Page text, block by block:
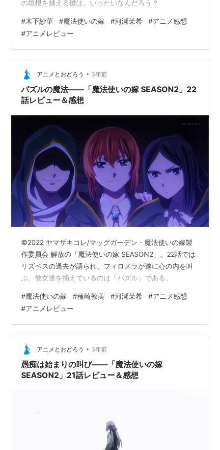
の垣根を越える鍵は、いったいなんだろう？
#木下紗華 #魔法使いの嫁 #河瀬茉希 #アニメ感想
#アニメレビュー
アニメとおどろう • 3年前
パズルの魔法――「魔法使いの嫁 SEASON2」22
話レビュー＆感想
©2022 ヤマザキコレ/マッグガーデン・魔法使いの嫁製
作委員会 解放の「魔法使いの嫁 SEASON2」。22話では
リズベスの過去が語られ、フィロメラが遂に心の内を叫
ぶ。彼女達を捕えているのは「パズル」である。
#魔法使いの嫁 #種崎敦美 #河瀬茉希 #アニメ感想
#アニメレビュー
アニメとおどろう • 3年前
愚痴は始まりの叫び――「魔法使いの嫁
SEASON2」21話レビュー＆感想